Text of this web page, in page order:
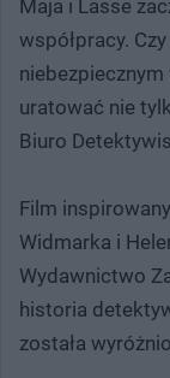
Maja i Lasse
współpracy.
uratować nie
Biuro
Film
Widmarka i
Wydawnictwo
historia
została